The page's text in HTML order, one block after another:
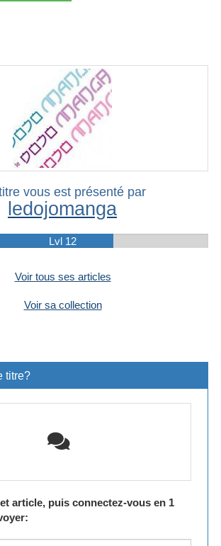
vous est présenté par
ledojomanga
Lvl 12
Voir tous ses articles
Voir sa collection
titre?
article, puis connectez-vous en 1